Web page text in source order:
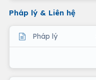
Pháp lý & Liên hệ
Pháp lý